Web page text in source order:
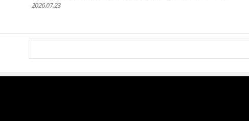
2026.07.23